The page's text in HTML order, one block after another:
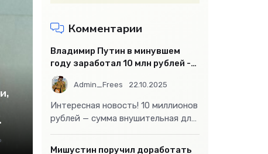
Комментарии
Владимир Путин в минувшем
году заработал 10 млн рублей -
«Бизнес»
Admin_Frees 22.10.2025
Интересная новость! 10 миллионов
рублей — сумма внушительная для
не
Мишустин поручил доработать